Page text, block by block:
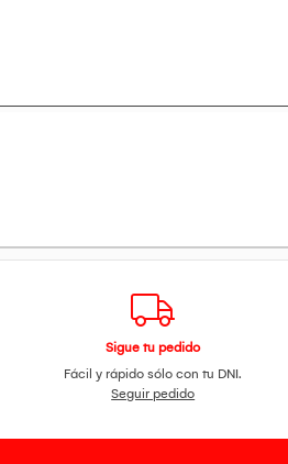
Sigue tu pedido
Fácil y rápido sólo con tu DNI.
Seguir pedido